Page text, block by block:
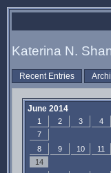
Katerina N.
Recent Entries
June 2014
1 2 3 4
7
8
9 10 11
14